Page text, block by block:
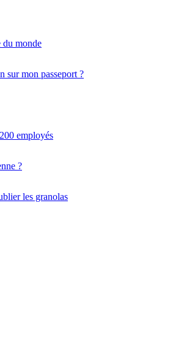
du monde
sur mon passeport ?
employés
?
les granolas